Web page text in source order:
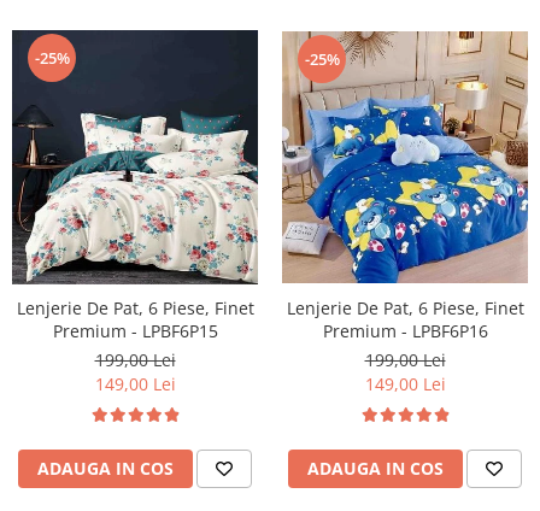
-25%
Lenjerie De Pat, 6 Piese, Finet
Premium - LPBF6P15
199,00 Lei
149,00 Lei
ADAUGA IN COS
-25%
Lenjerie De Pat, 6 Piese, Finet
Premium - LPBF6P16
199,00 Lei
149,00 Lei
ADAUGA IN COS